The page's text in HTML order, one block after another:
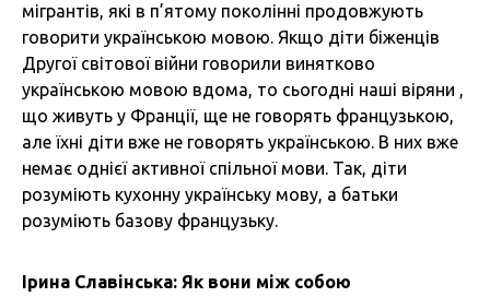
мігрантів, які в п’ятому поколінні продовжують
говорити українською мовою. Якщо діти біженців
Другої світової війни говорили винятково
українською мовою вдома, то сьогодні наші віряни ,
що живуть у Франції, ще не говорять французькою,
але їхні діти вже не говорять українською. В них вже
немає однієї активної спільної мови. Так, діти
розуміють кухонну українську мову, а батьки
розуміють базову французьку.
Ірина Славінська: Як вони між собою